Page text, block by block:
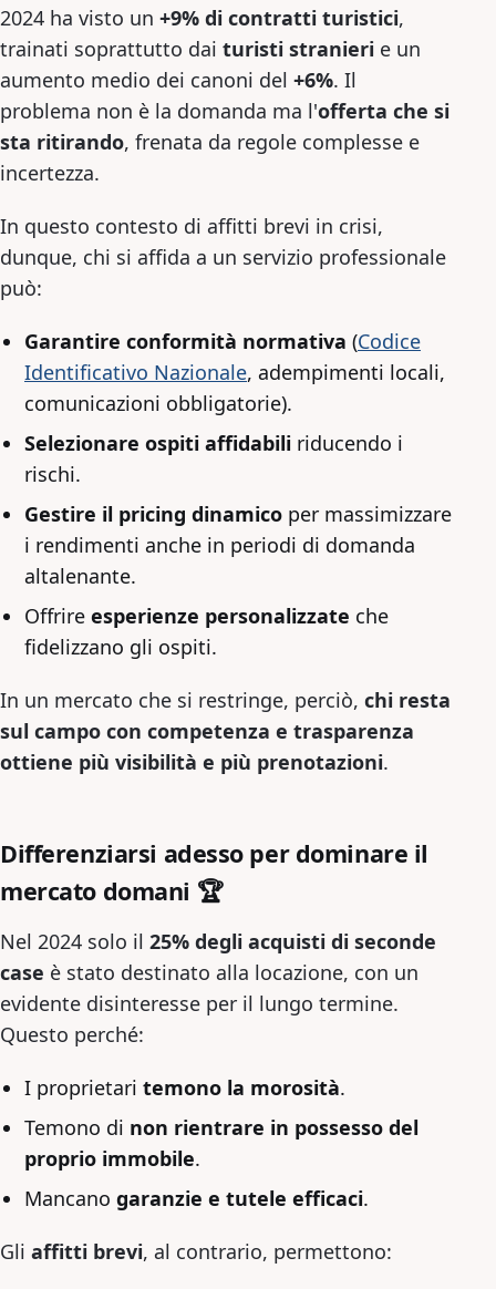
2024 ha visto un +9% di contratti turistici,
trainati soprattutto dai turisti stranieri e un
aumento medio dei canoni del +6%. Il
problema non è la domanda ma l'offerta che si
sta ritirando, frenata da regole complesse e
incertezza.
In questo contesto di affitti brevi in crisi,
dunque, chi si affida a un servizio professionale
può:
Garantire conformità normativa (Codice
Identificativo Nazionale, adempimenti locali,
comunicazioni obbligatorie).
Selezionare ospiti affidabili riducendo i
rischi.
Gestire il pricing dinamico per massimizzare
i rendimenti anche in periodi di domanda
altalenante.
Offrire esperienze personalizzate che
fidelizzano gli ospiti.
In un mercato che si restringe, perciò, chi resta
sul campo con competenza e trasparenza
ottiene più visibilità e più prenotazioni.
Differenziarsi adesso per dominare il
mercato domani 🏆
Nel 2024 solo il 25% degli acquisti di seconde
case è stato destinato alla locazione, con un
evidente disinteresse per il lungo termine.
Questo perché:
I proprietari temono la morosità.
Temono di non rientrare in possesso del
proprio immobile.
Mancano garanzie e tutele efficaci.
Gli affitti brevi, al contrario, permettono: